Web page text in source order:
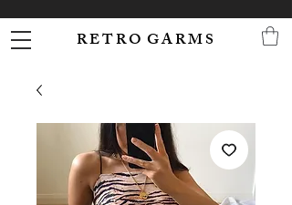
R E T R O G A R M S